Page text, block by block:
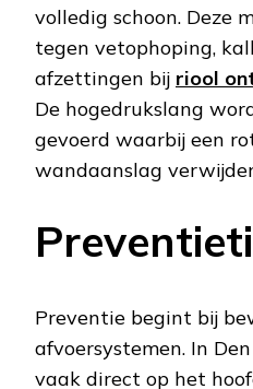
volledig schoon. Deze
tegen vetophoping,
afzettingen bij riool
De hogedrukslang
gevoerd waarbij een
wandaanslag
Preventie begint bij
afvoersystemen. In
vaak direct op het